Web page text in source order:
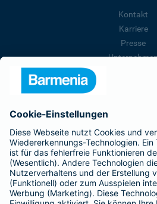
Kontakt
Karriere
Presse
Affiliate-Partner
Kranken-